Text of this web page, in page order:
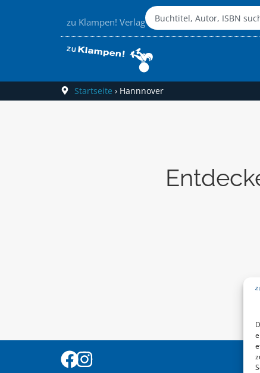
zu Klampen! Verlag
Startseite › Hannnover